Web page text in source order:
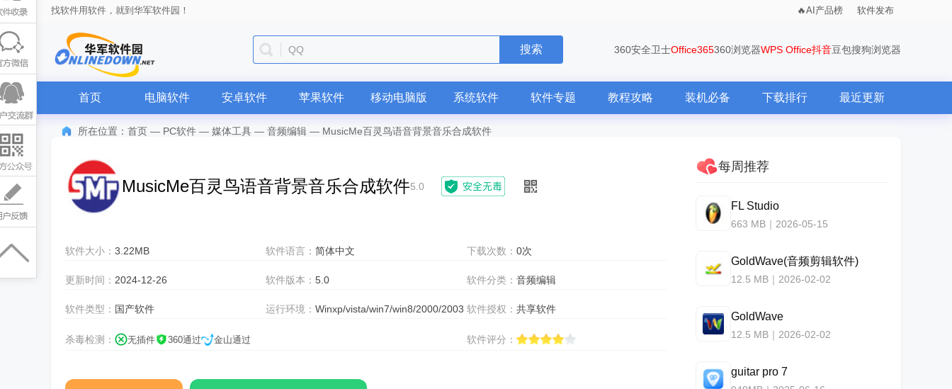
找软件用软件，就到华军软件园！ AI产品榜 软件发布
QQ 搜索 360安全卫士Office365360浏览器WPS Office抖音豆包搜狗浏览器
首页 电脑软件 安卓软件 苹果软件 移动电脑版 系统软件 软件专题 教程攻略 装机必备 下载排行 最近更新
所在位置： 首页 — PC软件 — 媒体工具 — 音频编辑 — MusicMe百灵鸟语音背景音乐合成软件
MusicMe百灵鸟语音背景音乐合成软件5.0
软件大小： 3.22MB 软件语言：简体中文 下载次数： 0次
更新时间： 2024-12-26 软件版本：5.0 软件分类： 音频编辑
软件类型： 国产软件 运行环境：Winxp/vista/win7/win8/2000/2003 软件授权： 共享软件
杀毒检测： 无插件 360通过 金山通过 软件评分：
每周推荐
FL Studio
663 MB｜2026-05-15
GoldWave(音频剪辑软件)
12.5 MB｜2026-02-02
GoldWave
12.5 MB｜2026-02-02
guitar pro 7